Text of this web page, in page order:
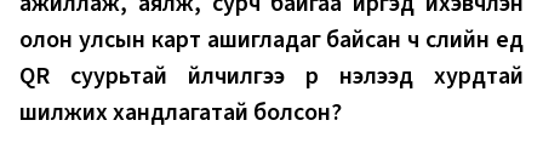
олон улсын карт ашигладаг байсан ч сүүлийн үед
QR суурьтай үйлчилгээ рүү нэлээд хурдтай
шилжих хандлагатай болсон?